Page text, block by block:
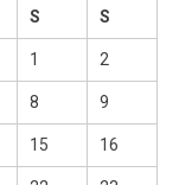
S S
1 2
8 9
15 16